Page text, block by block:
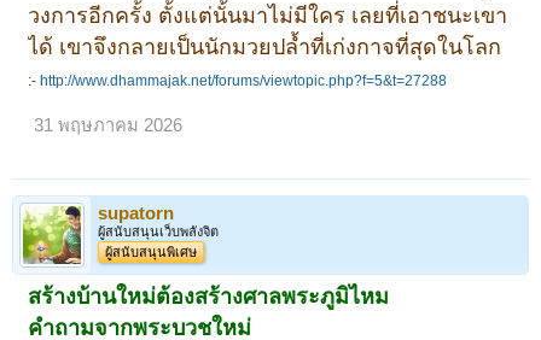
วงการอีกครั้ง ตั้งแต่นั้นมาไม่มีใคร เลยที่เอาชนะเขา
ได้ เขาจึงกลายเป็นนักมวยปล้ำที่เก่งกาจที่สุดในโลก
:-http://www.dhammajak.net/forums/viewtopic.php?f=5&t=27288
31 พฤษภาคม 2026
supatorn
ผู้สนับสนุนเว็บพลังจิต
ผู้สนับสนุนพิเศษ
สร้างบ้านใหม่ต้องสร้างศาลพระภูมิไหม
คำถามจากพระบวชใหม่